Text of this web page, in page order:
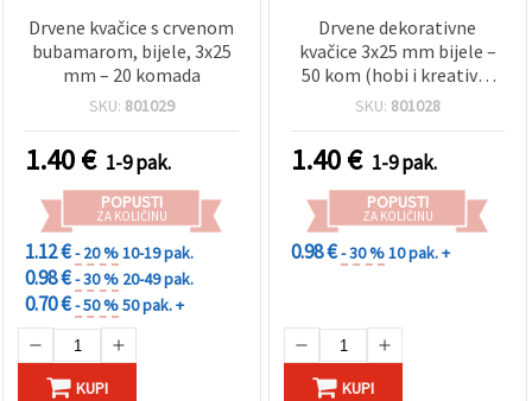
Drvene kvačice s crvenom
bubamarom, bijele, 3x25
mm – 20 komada
SKU: 801029
1.40€ 1-9 pak.
POPUSTI
ZA KOLIČINU
1.12 €- 20 %10-19 pak.
0.98 €- 30 % 20-49 pak.
0.70 €- 50 %50 pak. +
KUPI
Drvene dekorativne
kvačice 3x25 mm bijele –
50 kom (hobi i kreativni
pribor)
SKU: 801028
1.40€ 1-9 pak.
POPUSTI
ZA KOLIČINU
0.98 €- 30 %10 pak. +
KUPI